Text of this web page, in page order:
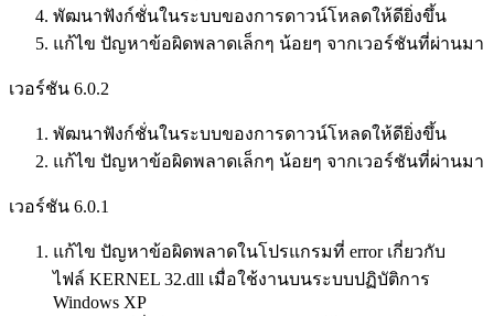
พัฒนาฟังก์ชั่นในระบบของการดาวน์โหลดให้ดียิ่งขึ้น
แก้ไข ปัญหาข้อผิดพลาดเล็กๆ น้อยๆ จากเวอร์ชันที่ผ่านมา
เวอร์ชัน 6.0.2
พัฒนาฟังก์ชั่นในระบบของการดาวน์โหลดให้ดียิ่งขึ้น
แก้ไข ปัญหาข้อผิดพลาดเล็กๆ น้อยๆ จากเวอร์ชันที่ผ่านมา
เวอร์ชัน 6.0.1
แก้ไข ปัญหาข้อผิดพลาดในโปรแกรมที่ error เกี่ยวกับ
ไฟล์ KERNEL 32.dll เมื่อใช้งานบนระบบปฏิบัติการ
Windows XP